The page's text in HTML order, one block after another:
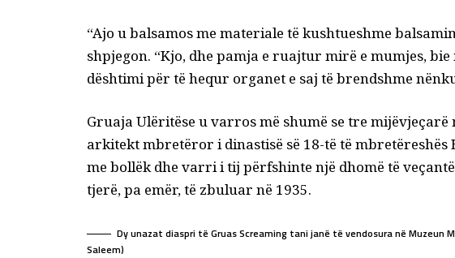
“Ajo u balsamos me materiale të kushtueshme
shpjegon. “Kjo, dhe pamja e ruajtur mirë e mumjes,
dështimi për të hequr organet e saj të brendshme
Gruaja Ulëritëse u varros më shumë se tre
arkitekt mbretëror i dinastisë së 18-të të mbretëreshës
me bollëk dhe varri i tij përfshinte një dhomë të
tjerë, pa emër, të zbuluar në 1935.
Dy unazat diaspri të Gruas Screaming tani janë të vendosura në Muzeun
Saleem)